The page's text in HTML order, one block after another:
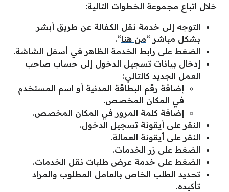
خلال اتباع مجموعة الخطوات التالية:
التوجه إلى خدمة نقل الكفالة عن طريق أبشر
بشكل مباشر “من هنا“.
الضغط على رابط الخدمة الظاهر في أسفل الشاشة.
إدخال بيانات تسجيل الدخول إلى حساب صاحب
العمل الجديد كالتالي:
إضافة رقم البطاقة المدنية أو اسم المستخدم
في المكان المخصص.
إضافة كلمة المرور في المكان المخصص.
النقر على أيقونة تسجيل الدخول.
النقر على أيقونة العمالة.
الضغط على زر الخدمات.
الضغط على خدمة عرض طلبات نقل الخدمات.
تحديد الطلب الخاص بالعامل المطلوب والمراد
تأكيده.